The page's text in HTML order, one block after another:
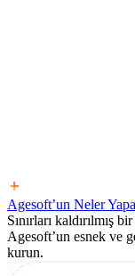
Agesoft’un Neler
Sınırları kaldırılmış
Agesoft’un esnek ve
kurun.